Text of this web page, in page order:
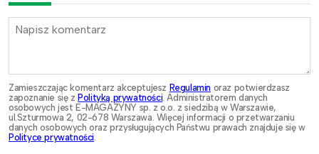
Zamieszczając komentarz akceptujesz Regulamin oraz potwierdzasz
zapoznanie się zPolityką prywatności . Administratorem danych
osobowych jest E-MAGAZYNY sp. z o.o. z siedzibą w Warszawie,
ul.Szturmowa 2, 02-678 Warszawa. Więcej informacji o przetwarzaniu
danych osobowych oraz przysługujących Państwu prawach znajduje się w
Polityce prywatności